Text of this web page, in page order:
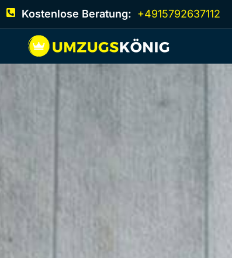
Kostenlose Beratung: +4915792637112